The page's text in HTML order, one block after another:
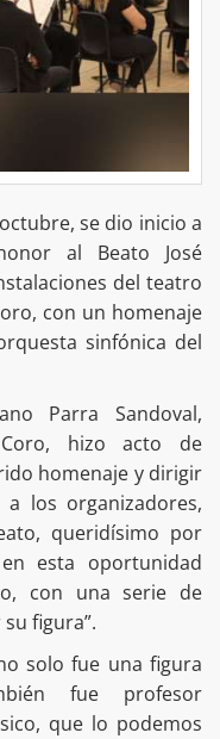
se dio inicio a
al Beato José
del teatro
con un homenaje
sinfónica del
Parra Sandoval,
hizo acto de
homenaje y dirigir
los organizadores,
queridísimo por
esta oportunidad
con una serie de
figura”.
solo fue una figura
fue profesor
que lo podemos